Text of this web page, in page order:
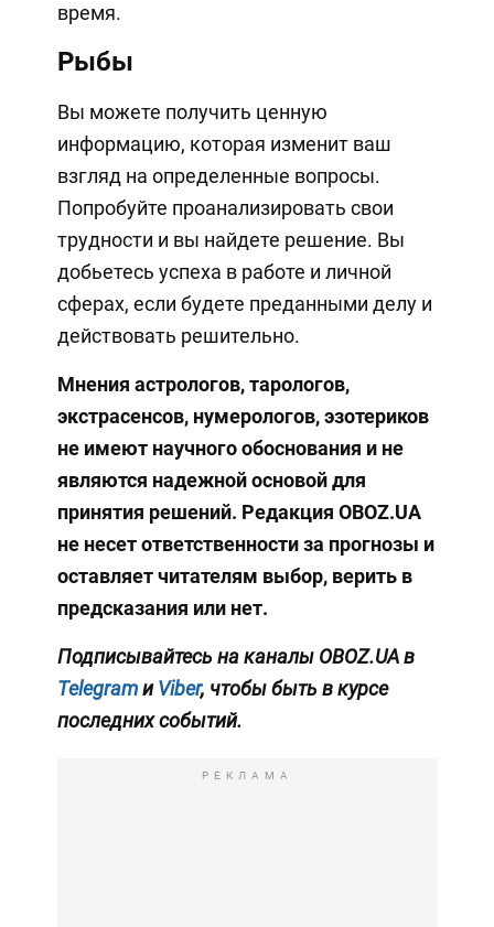
время.
Рыбы
Вы можете получить ценную
информацию, которая изменит ваш
взгляд на определенные вопросы.
Попробуйте проанализировать свои
трудности и вы найдете решение. Вы
добьетесь успеха в работе и личной
сферах, если будете преданными делу и
действовать решительно.
Мнения астрологов, тарологов,
экстрасенсов, нумерологов, эзотериков
не имеют научного обоснования и не
являются надежной основой для
принятия решений. Редакция OBOZ.UA
не несет ответственности за прогнозы и
оставляет читателям выбор, верить в
предсказания или нет.
Подписывайтесь на каналы OBOZ.UA в
TelegramиViber, чтобы быть в курсе
последних событий.
РЕКЛАМА